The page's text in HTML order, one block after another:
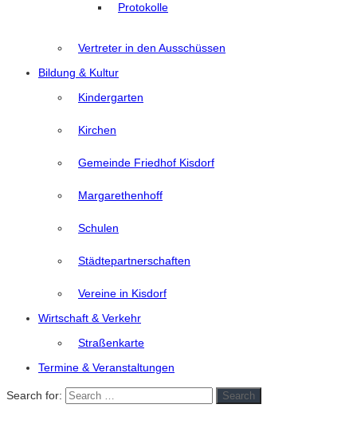
Protokolle
Vertreter in den Ausschüssen
Bildung & Kultur
Kindergarten
Kirchen
Gemeinde Friedhof Kisdorf
Margarethenhoff
Schulen
Städtepartnerschaften
Vereine in Kisdorf
Wirtschaft & Verkehr
Straßenkarte
Termine & Veranstaltungen
Search for: Search